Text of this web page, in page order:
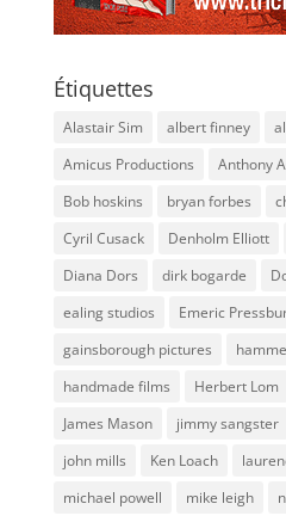
Étiquettes
Alastair Sim albert finney
Amicus Productions
Anthony
Bob hoskins
bryan forbes
Cyril Cusack
Denholm Elliott
Diana Dors
dirk bogarde
ealing studios
Emeric
gainsborough pictures
handmade films
Herbert Lom
James Mason
jimmy sangster
john mills
Ken Loach
michael powell
mike leigh